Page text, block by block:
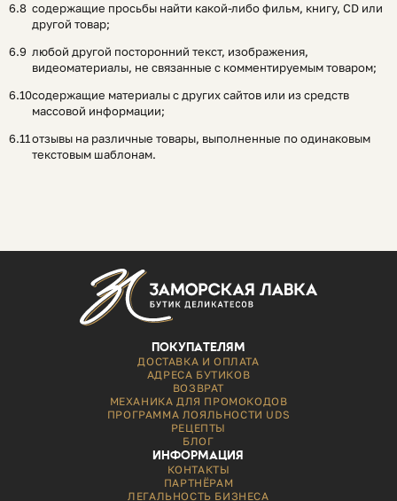
содержащие просьбы найти какой-либо фильм, книгу, CD или
другой товар;
любой другой посторонний текст, изображения,
видеоматериалы, не связанные с комментируемым товаром;
содержащие материалы с других сайтов или из средств
массовой информации;
отзывы на различные товары, выполненные по одинаковым
текстовым шаблонам.
ПОКУПАТЕЛЯМ
ДОСТАВКА И ОПЛАТА
АДРЕСА БУТИКОВ
ВОЗВРАТ
МЕХАНИКА ДЛЯ ПРОМОКОДОВ
ПРОГРАММА ЛОЯЛЬНОСТИ UDS
РЕЦЕПТЫ
БЛОГ
ИНФОРМАЦИЯ
КОНТАКТЫ
ПАРТНЁРАМ
ЛЕГАЛЬНОСТЬ БИЗНЕСА